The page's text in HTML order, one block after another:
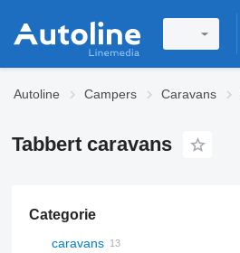
Autoline Campers Caravans
Tabbert caravans
Categorie
caravans